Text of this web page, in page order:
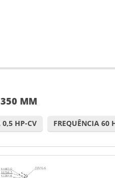
MM
0,5 HP-CV FREQUÊNCIA 60